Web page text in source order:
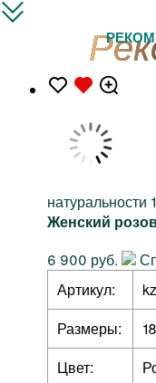
натуральности
Женский
6 900 руб.
Артикул:
Размеры:
Цвет: